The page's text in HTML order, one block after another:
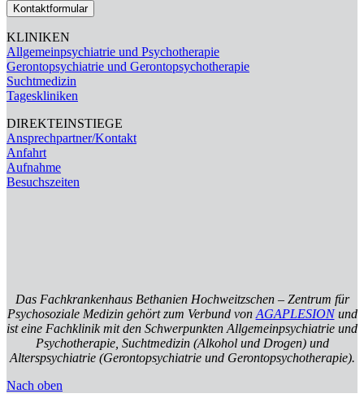
Kontaktformular
KLINIKEN
Allgemeinpsychiatrie und Psychotherapie
Gerontopsychiatrie und Gerontopsychotherapie
Suchtmedizin
Tageskliniken
DIREKTEINSTIEGE
Ansprechpartner/Kontakt
Anfahrt
Aufnahme
Besuchszeiten
Das Fachkrankenhaus Bethanien Hochweitzschen – Zentrum für
Psychosoziale Medizin gehört zum Verbund von AGAPLESIONund
ist eine Fachklinik mit den Schwerpunkten Allgemeinpsychiatrie und
Psychotherapie, Suchtmedizin (Alkohol und Drogen) und
Alterspsychiatrie (Gerontopsychiatrie und Gerontopsychotherapie).
Nach oben